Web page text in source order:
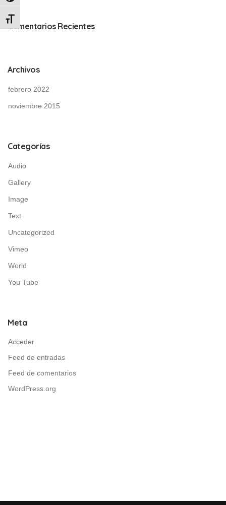
Alternar tamaño de letra
Comentarios Recientes
Archivos
febrero 2022
noviembre 2015
Categorías
Audio
Gallery
Image
Text
Uncategorized
Vimeo
World
You Tube
Meta
Acceder
Feed de entradas
Feed de comentarios
WordPress.org